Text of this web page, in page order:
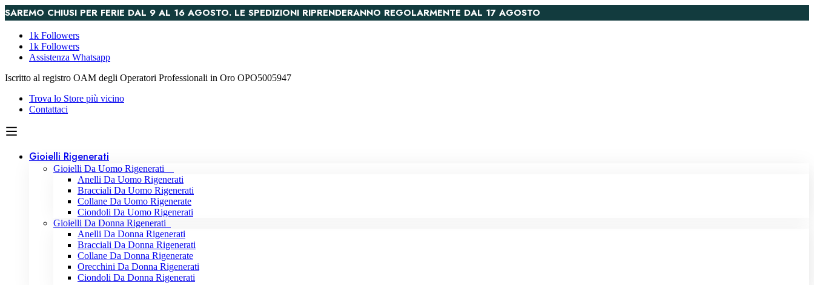
SAREMO CHIUSI PER FERIE DAL 9 AL 16 AGOSTO. LE SPEDIZIONI RIPRENDERANNO REGOLARMENTE DAL 17 AGOSTO
1k Followers
1k Followers
Assistenza Whatsapp
Iscritto al registro OAM degli Operatori Professionali in Oro OPO5005947
Trova lo Store più vicino
Contattaci
Gioielli Rigenerati
Gioielli Da Uomo Rigenerati
Anelli Da Uomo Rigenerati
Bracciali Da Uomo Rigenerati
Collane Da Uomo Rigenerate
Ciondoli Da Uomo Rigenerati
Gioielli Da Donna Rigenerati
Anelli Da Donna Rigenerati
Bracciali Da Donna Rigenerati
Collane Da Donna Rigenerate
Orecchini Da Donna Rigenerati
Ciondoli Da Donna Rigenerati